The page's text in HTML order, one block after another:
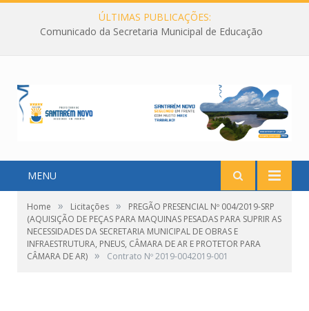
ÚLTIMAS PUBLICAÇÕES:
Comunicado da Secretaria Municipal de Educação
MENU
Home » Licitações »
PREGÃO PRESENCIAL Nº 004/2019-SRP
(AQUISIÇÃO DE PEÇAS PARA MAQUINAS PESADAS PARA SUPRIR AS
NECESSIDADES DA SECRETARIA MUNICIPAL DE OBRAS E
INFRAESTRUTURA, PNEUS, CÂMARA DE AR E PROTETOR PARA
CÂMARA DE AR) » Contrato Nº 2019-0042019-001